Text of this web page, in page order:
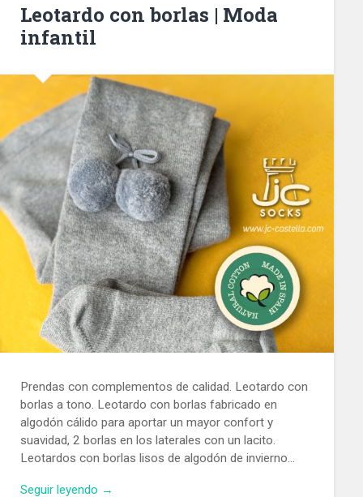
Leotardo con borlas | Moda
infantil
Prendas con complementos de calidad. Leotardo con
borlas a tono. Leotardo con borlas fabricado en
algodón cálido para aportar un mayor confort y
suavidad, 2 borlas en los laterales con un lacito.
Leotardos con borlas lisos de algodón de invierno…
Seguir leyendo →